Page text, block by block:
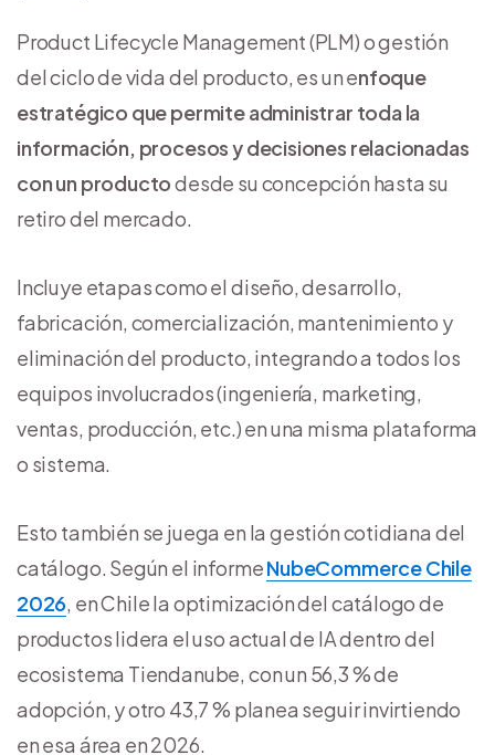
Product Lifecycle Management (PLM) o gestión
del ciclo de vida del producto, es un enfoque
estratégico que permite administrar toda la
información, procesos y decisiones relacionadas
con un productodesde su concepción hasta su
retiro del mercado.
Incluye etapas como el diseño, desarrollo,
fabricación, comercialización, mantenimiento y
eliminación del producto, integrando a todos los
equipos involucrados (ingeniería, marketing,
ventas, producción, etc.) en una misma plataforma
o sistema.
Esto también se juega en la gestión cotidiana del
catálogo. Según el informeNubeCommerce Chile
2026, en Chile la optimización del catálogo de
productos lidera el uso actual de IA dentro del
ecosistema Tiendanube, con un 56,3 % de
adopción, y otro 43,7 % planea seguir invirtiendo
en esa área en 2026.